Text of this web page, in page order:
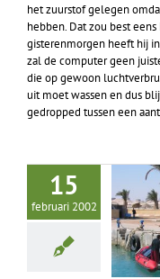
het zuurstof gelegen
hebben. Dat zou best
gisterenmorgen heeft hij
zal de computer geen
die op gewoon
uit moet wassen en dus
gedropped tussen een
15
februari 2002